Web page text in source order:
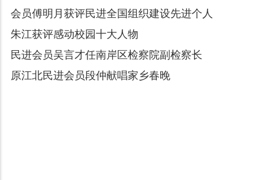
会员傅明月获评民进全国组织建设先进个人
朱江获评感动校园十大人物
民进会员吴言才任南岸区检察院副检察长
原江北民进会员段仲献唱家乡春晚